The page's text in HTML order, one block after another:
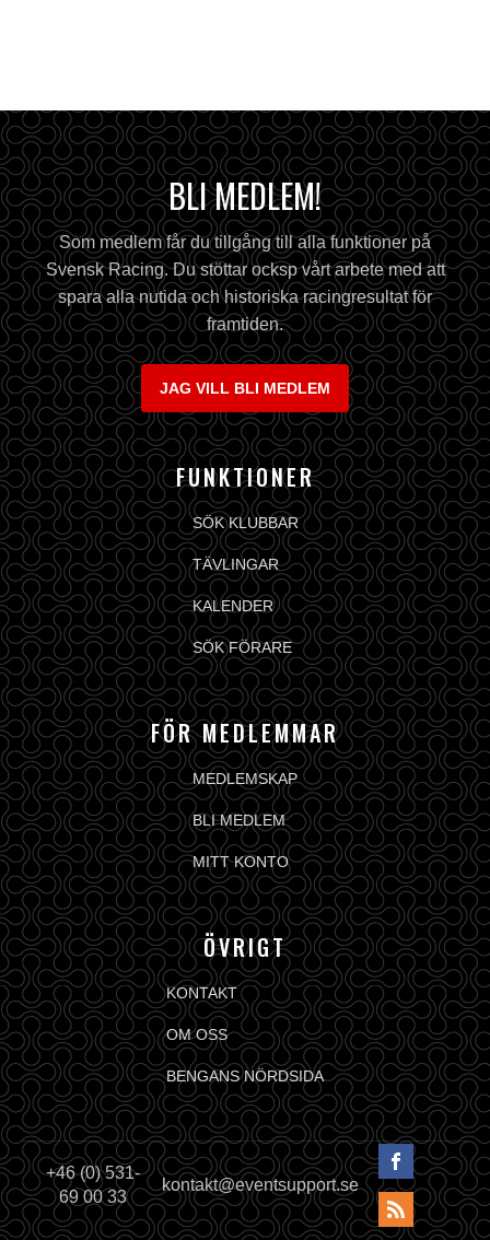
BLI MEDLEM!
Som medlem får du tillgång till alla funktioner på
Svensk Racing. Du stöttar ocksp vårt arbete med att
spara alla nutida och historiska racingresultat för
framtiden.
JAG VILL BLI MEDLEM
FUNKTIONER
SÖK KLUBBAR
TÄVLINGAR
KALENDER
SÖK FÖRARE
FÖR MEDLEMMAR
MEDLEMSKAP
BLI MEDLEM
MITT KONTO
ÖVRIGT
KONTAKT
OM OSS
BENGANS NÖRDSIDA
+46 (0) 531-
69 00 33
kontakt@eventsupport.se